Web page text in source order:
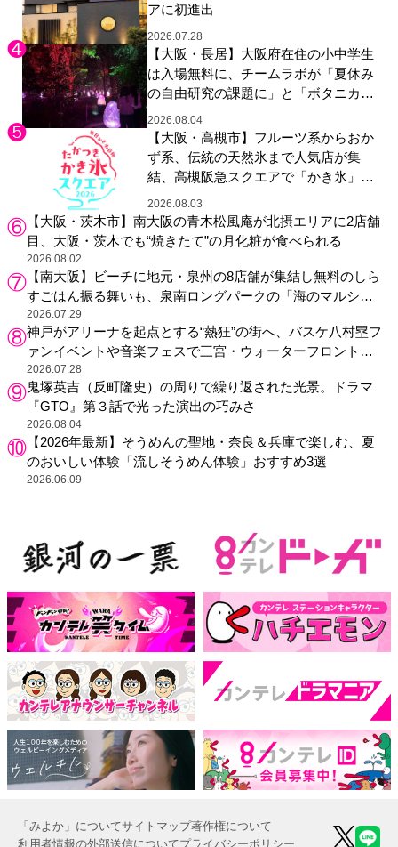
アに初進出
2026.07.28
【大阪・長居】大阪府在住の小中学生
は入場無料に、チームラボが「夏休み
の自由研究の課題に」と「ボタニカル
ガーデン 大阪」へ招待
2026.08.04
【大阪・高槻市】フルーツ系からおか
ず系、伝統の天然氷まで人気店が集
結、高槻阪急スクエアで「かき氷」祭
り
2026.08.03
【大阪・茨木市】南大阪の青木松風庵が北摂エリアに2店舗
目、大阪・茨木でも“焼きたて”の月化粧が食べられる
2026.08.02
【南大阪】ビーチに地元・泉州の8店舗が集結し無料のしら
すごはん振る舞いも、泉南ロングパークの「海のマルシ
ェ」がリニューアル！
2026.07.29
神戸がアリーナを起点とする“熱狂”の街へ、バスケ八村塁フ
ァンイベントや音楽フェスで三宮・ウォーターフロントを
活性化
2026.07.28
鬼塚英吉（反町隆史）の周りで繰り返された光景。ドラマ
『GTO』第３話で光った演出の巧みさ
2026.08.04
【2026年最新】そうめんの聖地・奈良＆兵庫で楽しむ、夏
のおいしい体験「流しそうめん体験」おすすめ3選
2026.06.09
「みよか」についてサイトマップ著作権について
利用者情報の外部送信についてプライバシーポリシー